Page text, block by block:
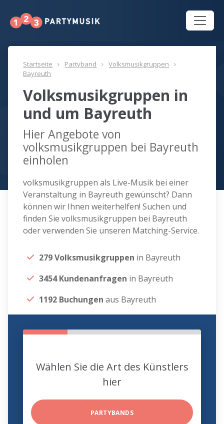
Startseite Partyband
Volksmusikgruppen
Bayreuth
Volksmusikgruppen in
und um Bayreuth
Hier Angebote von
volksmusikgruppen bei Bayreuth
einholen
volksmusikgruppen als Live-Musik bei einer
Veranstaltung in Bayreuth gewünscht? Dann
können wir Ihnen weiterhelfen! Suchen und
finden Sie volksmusikgruppen bei Bayreuth
oder verwenden Sie unseren Matching-Service.
279 Volksmusikgruppen in Bayreuth
3454 Kundenanfragen in Bayreuth
1192 Buchungen aus Bayreuth
Wählen Sie die Art des Künstlers
hier
PARTYBANDS